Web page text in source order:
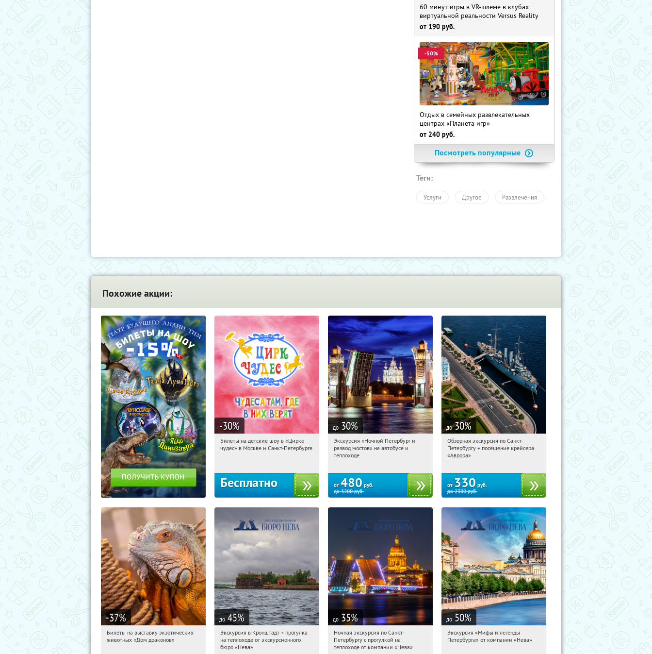
60 минут игры в VR-шлеме в клубах
виртуальной реальности Versus Reality
от 190 руб.
-50%
Отдых в семейных развлекательных
центрах «Планета игр»
от 240 руб.
Посмотреть популярные
Теги:
Услуги Другое Развлечения
Похожие акции:
-30%
15:31:46 Получили:3284
Билеты на детские шоу в «Цирке
чудес» в Москве и Санкт-Петербурге
Бесплатно
до 30%
15:31:46
Купи первым!
Площадь Восстания
Экскурсия «Ночной Петербург и
развод мостов» на автобусе и
теплоходе
от 480 руб.
до3200руб.
до 30%
15:31:46
Купи первым!
Площадь Восстания
Обзорная экскурсия по Санкт-
Петербургу + посещение крейсера
«Аврора»
от 330 руб.
до2300руб.
-37%
15:31:46 Получили:
Билеты на выставку экзотических
животных «Дом драконов»
до 45%
15:31:46
Купи первым!
Гостиный двор
Экскурсия в Кронштадт + прогулка
на теплоходе от экскурсионного
бюро «Нева»
до 35%
15:31:46 Купили:
Гостиный двор
Ночная экскурсия по Санкт-
Петербургу с прогулкой на
теплоходе от компании «Нева»
до 50%
15:31:46
Купи первым!
Экскурсия «Мифы и легенды
Петербурга» от компании «Нева»